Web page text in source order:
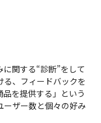
関する“診断”をして
る、フィードバックを
を提供する」という
ーザー数と個々の好み